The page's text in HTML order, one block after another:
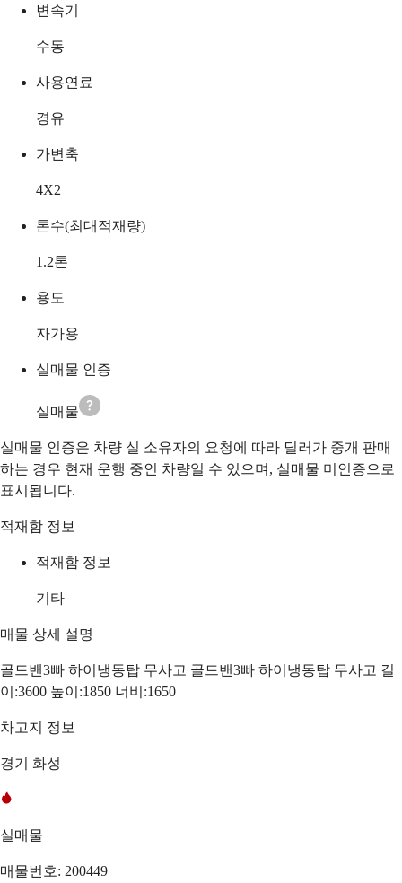
변속기
수동
사용연료
경유
가변축
4X2
톤수(최대적재량)
1.2톤
용도
자가용
실매물 인증
실매물
실매물 인증은 차량 실 소유자의 요청에 따라 딜러가 중개 판매
하는 경우 현재 운행 중인 차량일 수 있으며, 실매물 미인증으로
표시됩니다.
적재함 정보
적재함 정보
기타
매물 상세 설명
골드밴3빠 하이냉동탑 무사고 골드밴3빠 하이냉동탑 무사고 길
이:3600 높이:1850 너비:1650
차고지 정보
경기 화성
실매물
매물번호: 200449